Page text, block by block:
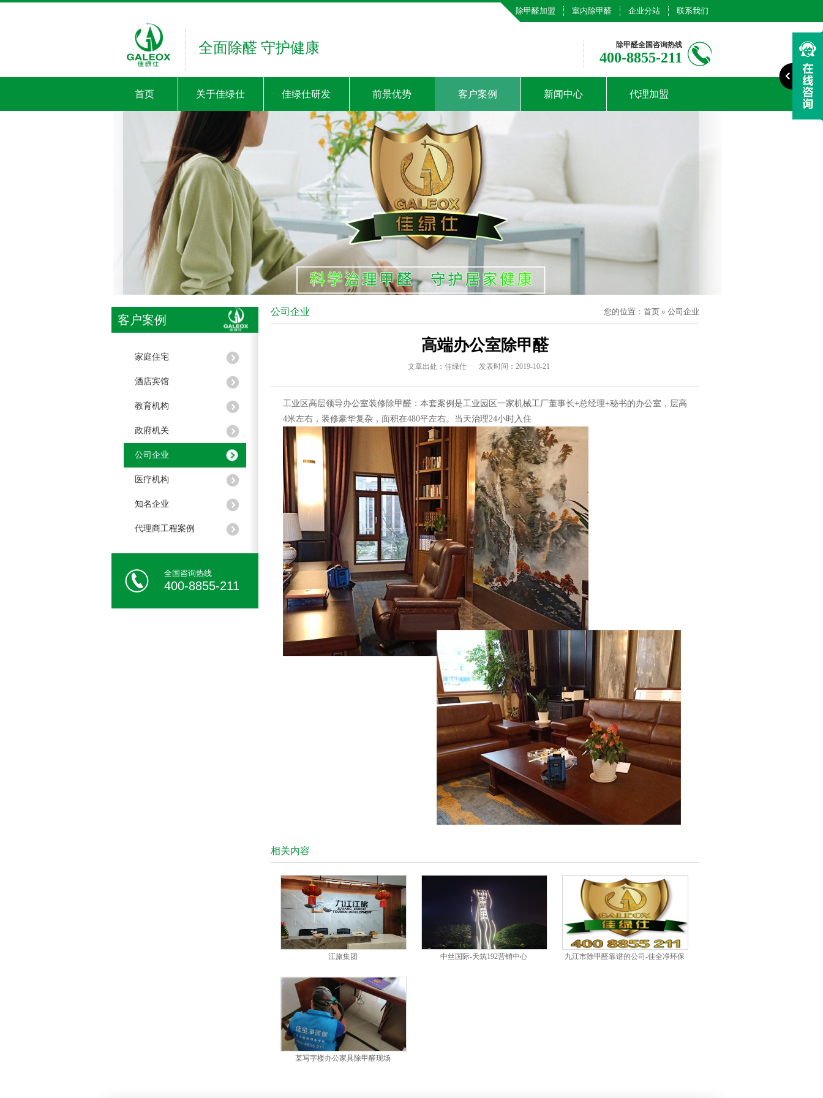
除甲醛加盟 室内除甲醛 企业分站 联系我们
全面除醛 守护健康 除甲醛全国咨询热线
400-8855-211
首页 关于佳绿仕 佳绿仕研发 前景优势 客户案例 新闻中心 代理加盟
客户案例
家庭住宅
酒店宾馆
教育机构
政府机关
公司企业
医疗机构
知名企业
代理商工程案例
全国咨询热线
400-8855-211
公司企业 您的位置： 首页 » 公司企业
高端办公室除甲醛
文章出处：佳绿仕 发表时间：2019-10-21
工业区高层领导办公室装修除甲醛：本套案例是工业园区一家机械工厂董事长+总经理+秘书的办公室，层高
4米左右，装修豪华复杂，面积在480平左右。当天治理24小时入住
相关内容
江旅集团 中丝国际-天筑192营销中心 九江市除甲醛靠谱的公司-佳全净环保
某写字楼办公家具除甲醛现场